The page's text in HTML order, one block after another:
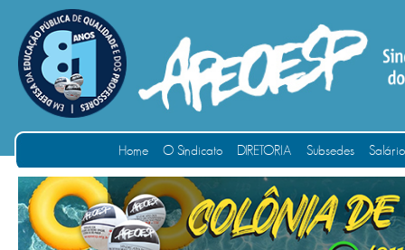
Home O Sindicato DIRETORIA Subsedes